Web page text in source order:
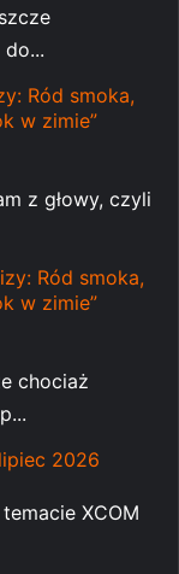
Ród smoka,
w zimie”
z głowy, czyli
Ród smoka,
w zimie”
chociaż
2026
XCOM